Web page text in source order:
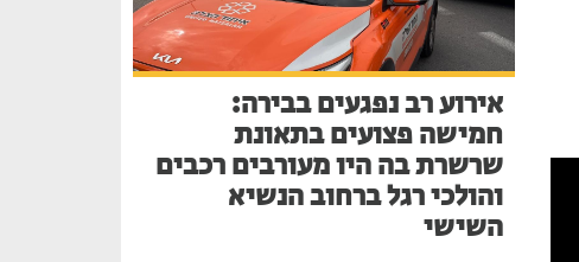
אירוע רב נפגעים בבירה:
חמישה פצועים בתאונת
שרשרת בה היו מעורבים רכבים
והולכי רגל ברחוב הנשיא
השישי